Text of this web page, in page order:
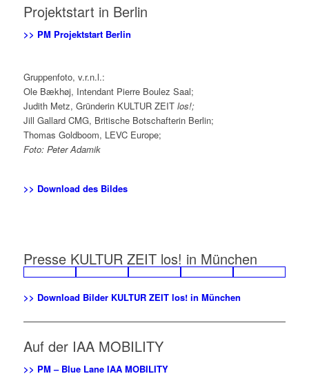
Projektstart in Berlin
>> PM Projektstart Berlin
Gruppenfoto, v.r.n.l.:
Ole Bækhøj, Intendant Pierre Boulez Saal;
Judith Metz, Gründerin KULTUR ZEIT los!;
Jill Gallard CMG, Britische Botschafterin Berlin;
Thomas Goldboom, LEVC Europe;
Foto: Peter Adamik
>> Download des Bildes
Presse KULTUR ZEIT los! in München
>> Download Bilder KULTUR ZEIT los!in München
Auf der IAA MOBILITY
>> PM – Blue Lane IAA MOBILITY